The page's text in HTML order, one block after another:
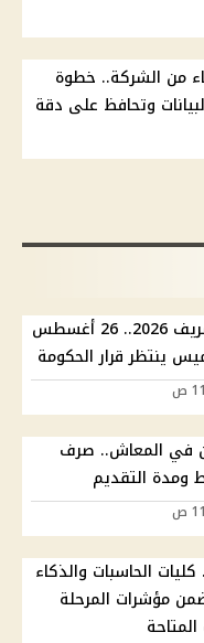
من الشركة.. خطوة
وتحافظ على دقة
إجازة المولد النبوي الشريف 2026.. 26 أغسطس
ينتظر قرار الحكومة
في المعاش.. صرف
ومدة التقديم
الجامعات 2026.. كليات الحاسبات والذكاء
مؤشرات المرحلة
المتاحة